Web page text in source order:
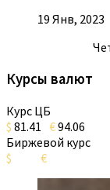
19 Янв, 2023
Курсы валют
Курс ЦБ
$ 81.41 €94.06
Биржевой курс
$
€